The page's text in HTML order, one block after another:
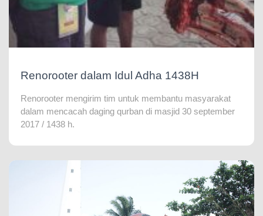
Renorooter dalam Idul Adha 1438H
Renorooter mengirim tim untuk membantu masyarakat
dalam mencacah daging qurban di masjid 30 september
2017 / 1438 h.